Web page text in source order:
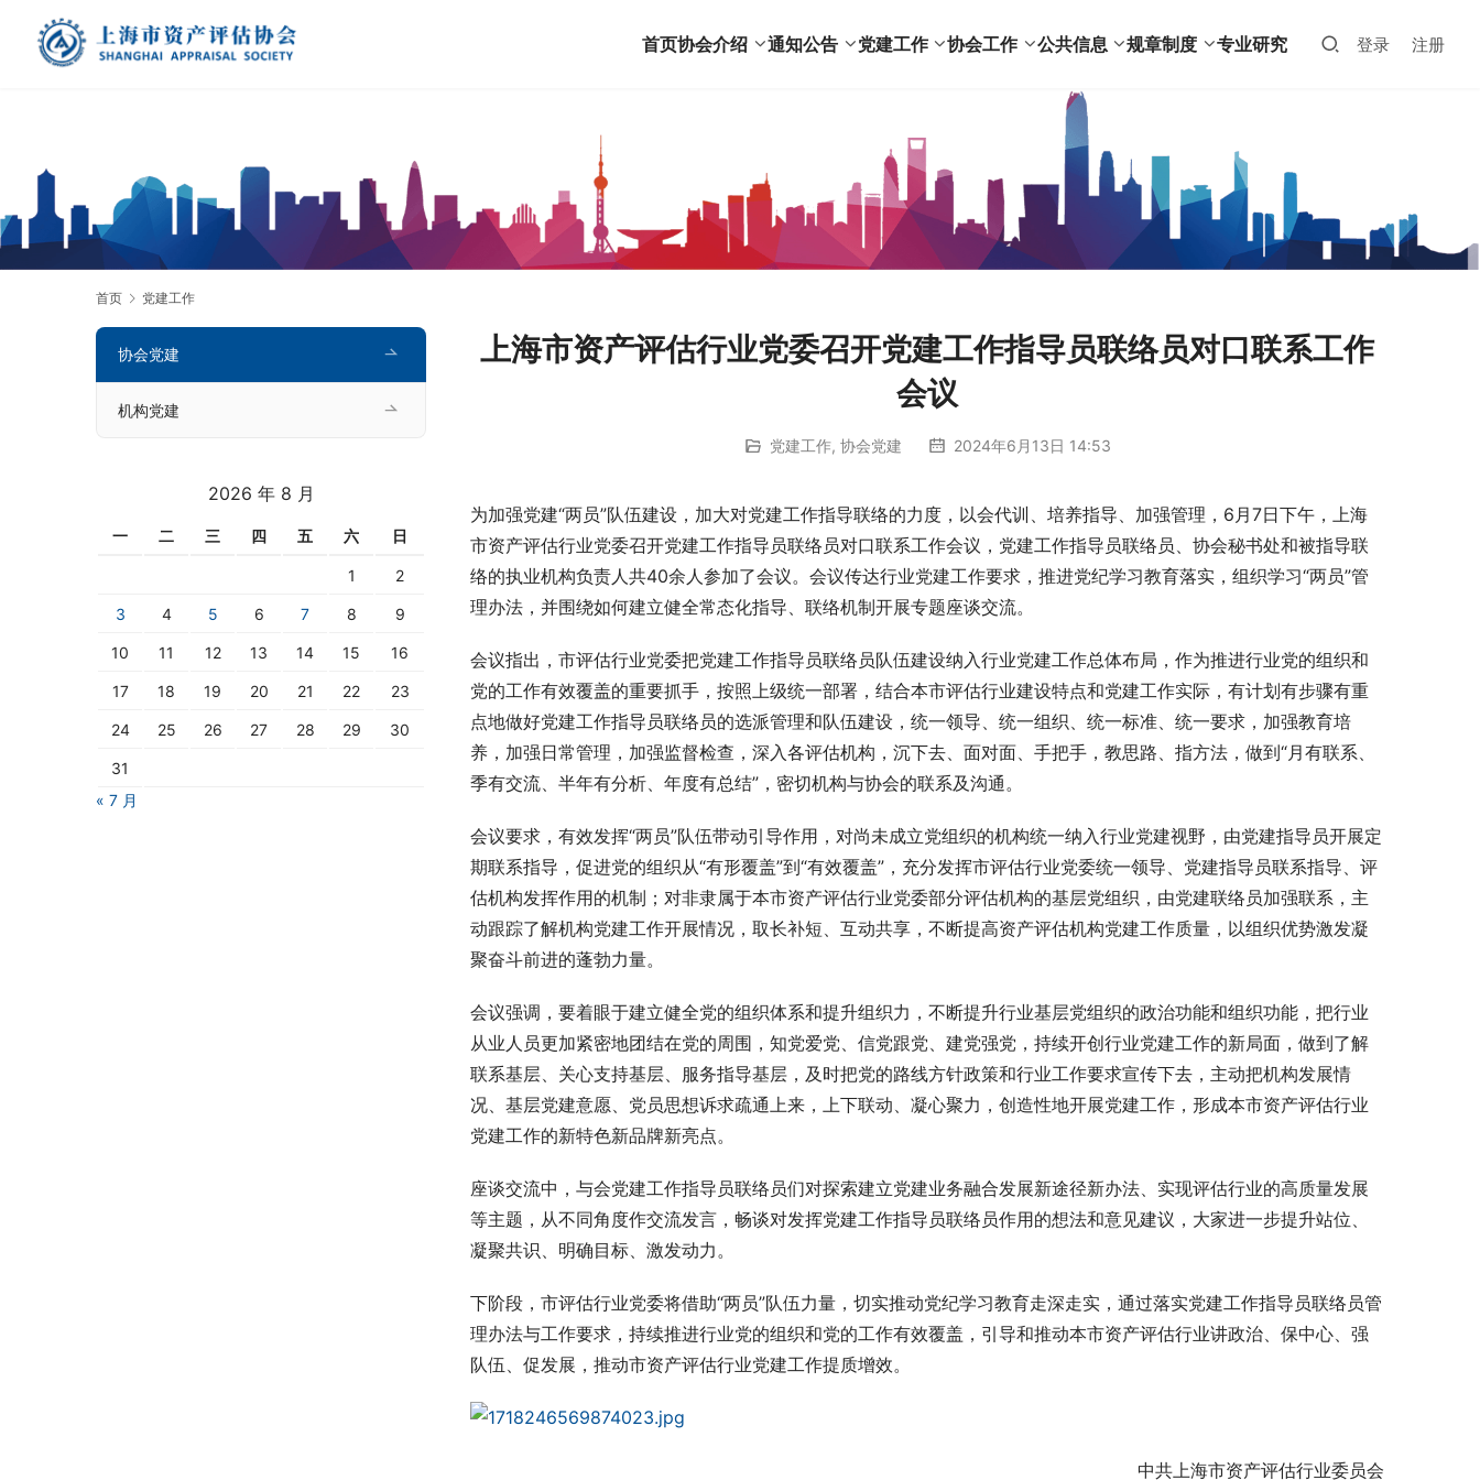
首页协会介绍 通知公告 党建工作 协会工作 公共信息 规章制度 专业研究 登录 注册
首页 党建工作
上海市资产评估行业党委召开党建工作指导员联络员对口联系工作
会议
党建工作, 协会党建 2024年6月13日 14:53
为加强党建“两员”队伍建设，加大对党建工作指导联络的力度，以会代训、培养指导、加强管理，6月7日下午，上海
市资产评估行业党委召开党建工作指导员联络员对口联系工作会议，党建工作指导员联络员、协会秘书处和被指导联
络的执业机构负责人共40余人参加了会议。会议传达行业党建工作要求，推进党纪学习教育落实，组织学习“两员”管
理办法，并围绕如何建立健全常态化指导、联络机制开展专题座谈交流。
会议指出，市评估行业党委把党建工作指导员联络员队伍建设纳入行业党建工作总体布局，作为推进行业党的组织和
党的工作有效覆盖的重要抓手，按照上级统一部署，结合本市评估行业建设特点和党建工作实际，有计划有步骤有重
点地做好党建工作指导员联络员的选派管理和队伍建设，统一领导、统一组织、统一标准、统一要求，加强教育培
养，加强日常管理，加强监督检查，深入各评估机构，沉下去、面对面、手把手，教思路、指方法，做到“月有联系、
季有交流、半年有分析、年度有总结”，密切机构与协会的联系及沟通。
会议要求，有效发挥“两员”队伍带动引导作用，对尚未成立党组织的机构统一纳入行业党建视野，由党建指导员开展定
期联系指导，促进党的组织从“有形覆盖”到“有效覆盖”，充分发挥市评估行业党委统一领导、党建指导员联系指导、评
估机构发挥作用的机制；对非隶属于本市资产评估行业党委部分评估机构的基层党组织，由党建联络员加强联系，主
动跟踪了解机构党建工作开展情况，取长补短、互动共享，不断提高资产评估机构党建工作质量，以组织优势激发凝
聚奋斗前进的蓬勃力量。
会议强调，要着眼于建立健全党的组织体系和提升组织力，不断提升行业基层党组织的政治功能和组织功能，把行业
从业人员更加紧密地团结在党的周围，知党爱党、信党跟党、建党强党，持续开创行业党建工作的新局面，做到了解
联系基层、关心支持基层、服务指导基层，及时把党的路线方针政策和行业工作要求宣传下去，主动把机构发展情
况、基层党建意愿、党员思想诉求疏通上来，上下联动、凝心聚力，创造性地开展党建工作，形成本市资产评估行业
党建工作的新特色新品牌新亮点。
座谈交流中，与会党建工作指导员联络员们对探索建立党建业务融合发展新途径新办法、实现评估行业的高质量发展
等主题，从不同角度作交流发言，畅谈对发挥党建工作指导员联络员作用的想法和意见建议，大家进一步提升站位、
凝聚共识、明确目标、激发动力。
下阶段，市评估行业党委将借助“两员”队伍力量，切实推动党纪学习教育走深走实，通过落实党建工作指导员联络员管
理办法与工作要求，持续推进行业党的组织和党的工作有效覆盖，引导和推动本市资产评估行业讲政治、保中心、强
队伍、促发展，推动市资产评估行业党建工作提质增效。
中共上海市资产评估行业委员会
协会党建
机构党建
2026 年 8 月
一 二 三 四 五 六 日
1 2
3 4 5 6 7 8 9
10 11 12 13 14 15 16
17 18 19 20 21 22 23
24 25 26 27 28 29 30
31
« 7 月